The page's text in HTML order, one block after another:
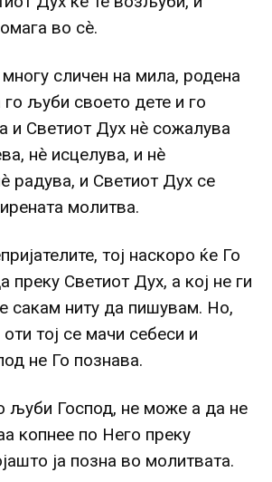
во сè.
сличен на мила, родена
го љуби своето дете и го
и Светиот Дух нè сожалува
нè исцелува, и нè
радува, и Светиот Дух се
молитва.
тој наскоро ќе Го
преку Светиот Дух, а кој не ги
сакам ниту да пишувам. Но,
тој се мачи себеси и
не Го познава.
љуби Господ, не може а да не
копнее по Него преку
ја позна во молитвата.